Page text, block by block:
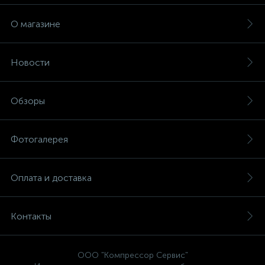
О магазине
Новости
Обзоры
Фотогалерея
Оплата и доставка
Контакты
ООО "Компрессор Сервис"